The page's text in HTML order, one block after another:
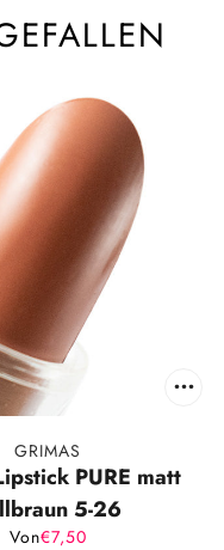
GRIMAS
PURE matt
5-26
Von€7,50